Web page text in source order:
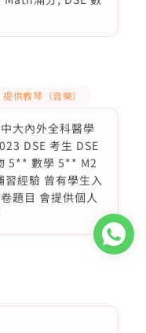
提供教琴（音樂）
大內外全科醫學
DSE 考生 DSE
5** 數學 5** M2
經驗 曾有學生入
題目 會提供個人